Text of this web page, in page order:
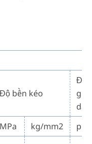
Độ bền kéo
Độ
dài
MPa kg/mm2